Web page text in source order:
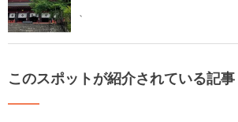
このスポットが紹介されている記事